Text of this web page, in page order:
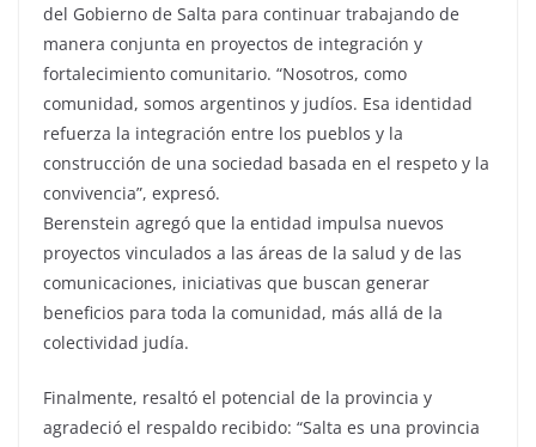
del Gobierno de Salta para continuar trabajando de
manera conjunta en proyectos de integración y
fortalecimiento comunitario. “Nosotros, como
comunidad, somos argentinos y judíos. Esa identidad
refuerza la integración entre los pueblos y la
construcción de una sociedad basada en el respeto y la
convivencia”, expresó.
Berenstein agregó que la entidad impulsa nuevos
proyectos vinculados a las áreas de la salud y de las
comunicaciones, iniciativas que buscan generar
beneficios para toda la comunidad, más allá de la
colectividad judía.
Finalmente, resaltó el potencial de la provincia y
agradeció el respaldo recibido: “Salta es una provincia